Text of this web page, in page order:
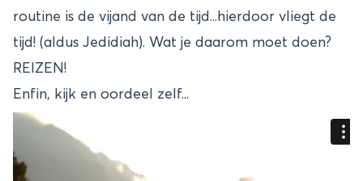
routine is de vijand van de tijd...hierdoor vliegt de
tijd! (aldus Jedidiah). Wat je daarom moet doen?
REIZEN!
Enfin, kijk en oordeel zelf...